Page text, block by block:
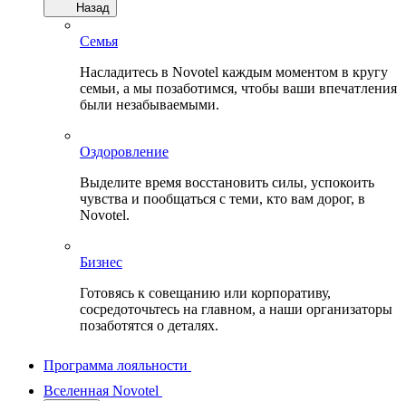
Назад
Семья
Насладитесь в Novotel каждым моментом в кругу
семьи, а мы позаботимся, чтобы ваши впечатления
были незабываемыми.
Оздоровление
Выделите время восстановить силы, успокоить
чувства и пообщаться с теми, кто вам дорог, в
Novotel.
Бизнес
Готовясь к совещанию или корпоративу,
сосредоточьтесь на главном, а наши организаторы
позаботятся о деталях.
Программа лояльности
Вселенная Novotel